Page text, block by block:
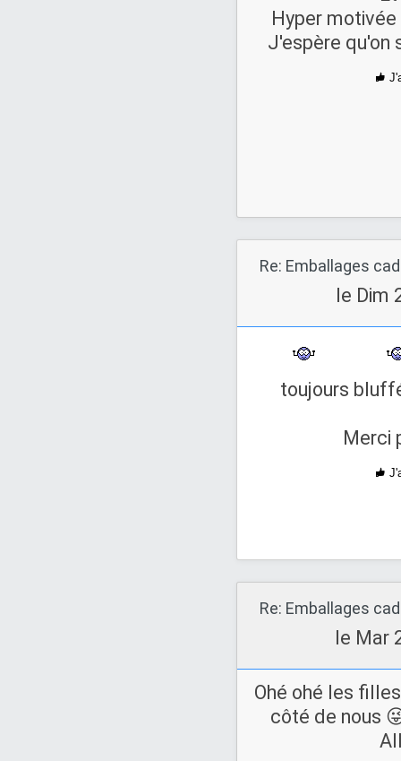
Hyper
J'espère qu'on
Re: Emballages
le Dim
toujours
Merci
Re: Emballages
le Mar
Ohé ohé les
côté de nous